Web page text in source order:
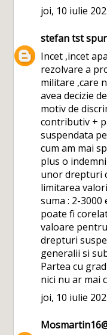
joi, 10 iulie
stefan tst
Incet ,incet
rezolvare a
militare ,care
avea decizie
motiv de
contributiv +
suspendata
cum am mai
plus o
unor drepturi
limitarea
suma : 2-3000
poate fi
valoare
drepturi
generalii si
Partea cu
nici nu ar mai
joi, 10 iulie